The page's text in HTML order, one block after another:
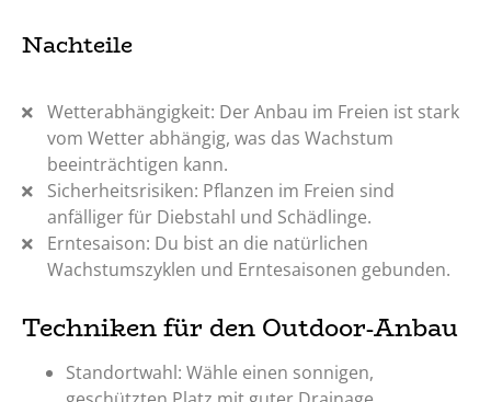
Nachteile
Wetterabhängigkeit: Der Anbau im Freien ist stark
vom Wetter abhängig, was das Wachstum
beeinträchtigen kann.
Sicherheitsrisiken: Pflanzen im Freien sind
anfälliger für Diebstahl und Schädlinge.
Erntesaison: Du bist an die natürlichen
Wachstumszyklen und Erntesaisonen gebunden.
Techniken für den Outdoor-Anbau
Standortwahl: Wähle einen sonnigen,